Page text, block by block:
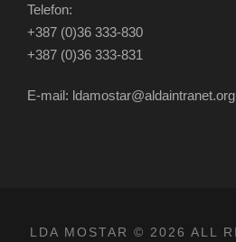
Telefon:
+387 (0)36 333-830
+387 (0)36 333-831
E-mail: ldamostar@aldaintranet.org
LDA MOSTAR © 2026 ALL